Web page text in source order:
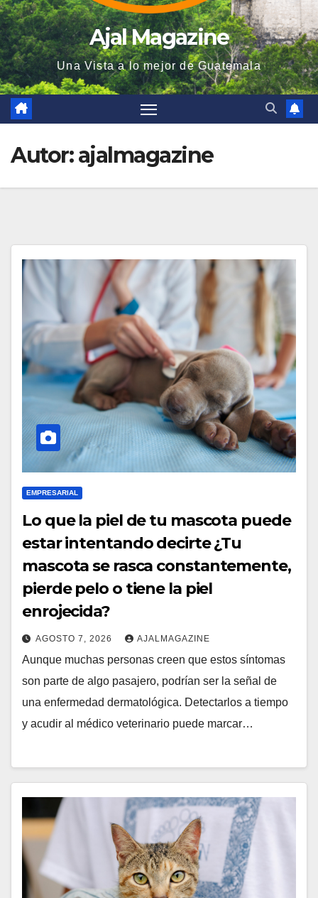
Ajal Magazine
Una Vista a lo mejor de Guatemala
Autor:ajalmagazine
EMPRESARIAL
Lo que la piel de tu mascota puede
estar intentando decirte ¿Tu
mascota se rasca constantemente,
pierde pelo o tiene la piel
enrojecida?
AGOSTO 7, 2026 AJALMAGAZINE
Aunque muchas personas creen que estos síntomas
son parte de algo pasajero, podrían ser la señal de
una enfermedad dermatológica. Detectarlos a tiempo
y acudir al médico veterinario puede marcar…